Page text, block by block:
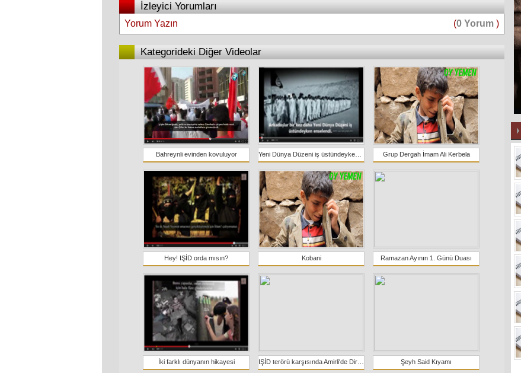
İzleyici Yorumları
Yorum Yazın (0 Yorum )
Kategorideki Diğer Videolar
Bahreynli evinden kovuluyor Grup Dergah İmam Ali Kerbela
Hey! IŞİD orda mısın? Kobani Ramazan Ayının 1. Günü Duası
İki farklı dünyanın hikayesi Şeyh Said Kıyamı